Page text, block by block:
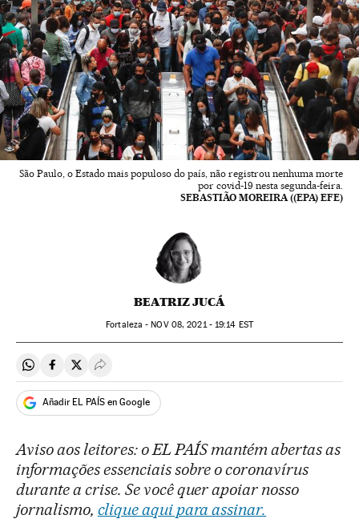
São Paulo, o Estado mais populoso do país, não registrou nenhuma morte
por covid-19 nesta segunda-feira.
SEBASTIÃO MOREIRA ((EPA) EFE)
BEATRIZ JUCÁ
Fortaleza -NOV08, 2021 - 19:14 EST
Compartir en Whatsapp
Compartir en Facebook
Compartir en Twitter
Desplegar Redes Sociales
Añadir EL PAÍS en Google
Aviso aos leitores: o EL PAÍS mantém abertas as
informações essenciais sobre o coronavírus
durante a crise. Se você quer apoiar nosso
jornalismo, clique aqui para assinar.